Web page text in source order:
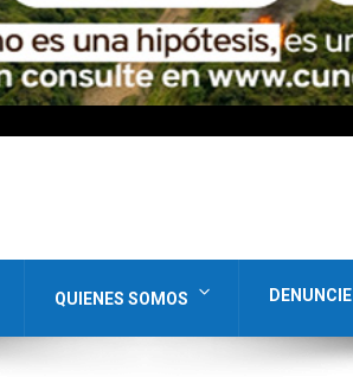
QUIENES SOMOS DENUNCIE